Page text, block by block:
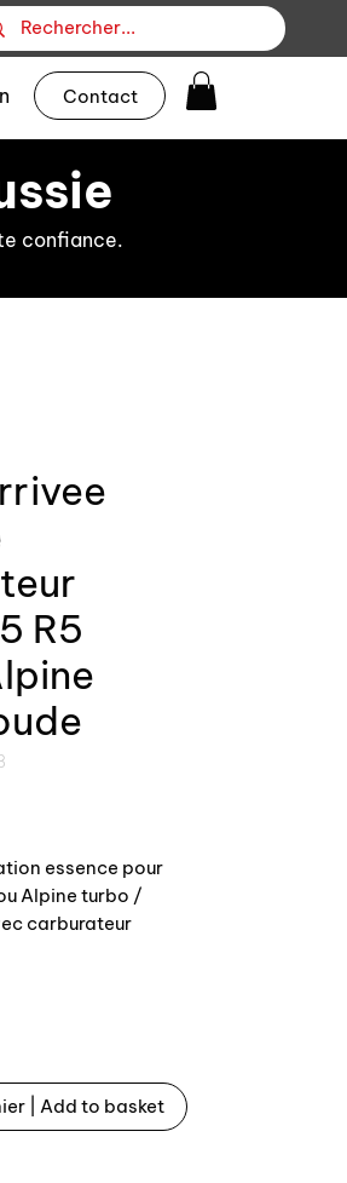
Contact
confiance.
R5
essence pour
Alpine turbo /
carburateur
rigide qui
de radiateur au
conformes à
| Add to basket